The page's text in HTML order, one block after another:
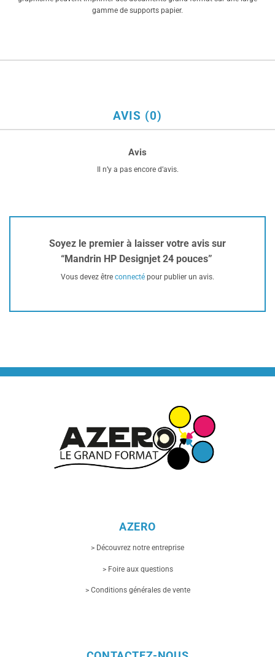
gamme de supports papier.
AVIS (0)
Avis
Il n’y a pas encore d’avis.
Soyez le premier à laisser votre avis sur
“Mandrin HP Designjet 24 pouces”
Vous devez être connecté pour publier un avis.
AZERO
> Découvrez notre entreprise
> Foire aux questions
> Conditions générales de vente